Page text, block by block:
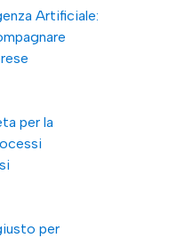
Artificiale:
per la
per